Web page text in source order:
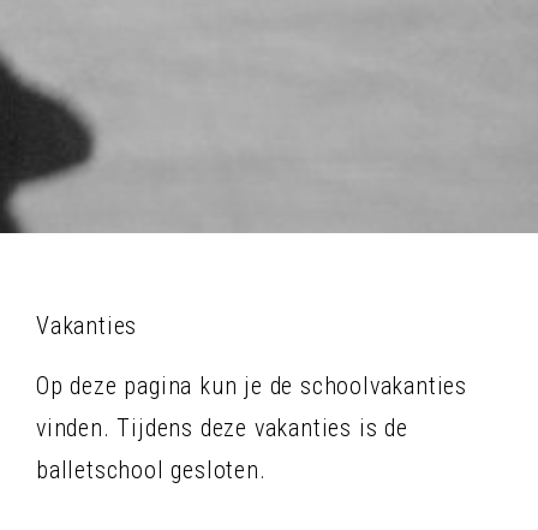
Vakanties
Op deze pagina kun je de schoolvakanties
vinden. Tijdens deze vakanties is de
balletschool gesloten.